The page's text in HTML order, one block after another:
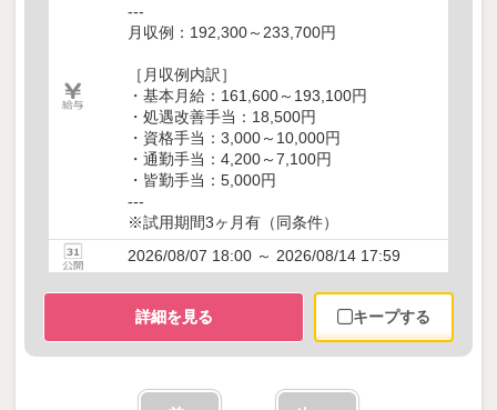
---
月収例：192,300～233,700円
［月収例内訳］
・基本月給：161,600～193,100円
・処遇改善手当：18,500円
・資格手当：3,000～10,000円
・通勤手当：4,200～7,100円
・皆勤手当：5,000円
---
※試用期間3ヶ月有（同条件）
2026/08/07 18:00 ～ 2026/08/14 17:59
詳細を見る キープする